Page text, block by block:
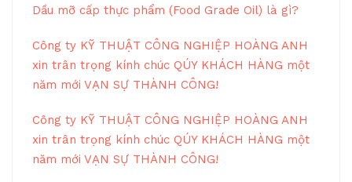
Dầu mỡ cấp thực phẩm (Food Grade Oil) là gì?
Công ty KỸ THUẬT CÔNG NGHIỆP HOÀNG ANH
xin trân trọng kính chúc QÚY KHÁCH HÀNG một
năm mới VẠN SỰ THÀNH CÔNG!
Công ty KỸ THUẬT CÔNG NGHIỆP HOÀNG ANH
xin trân trọng kính chúc QÚY KHÁCH HÀNG một
năm mới VẠN SỰ THÀNH CÔNG!